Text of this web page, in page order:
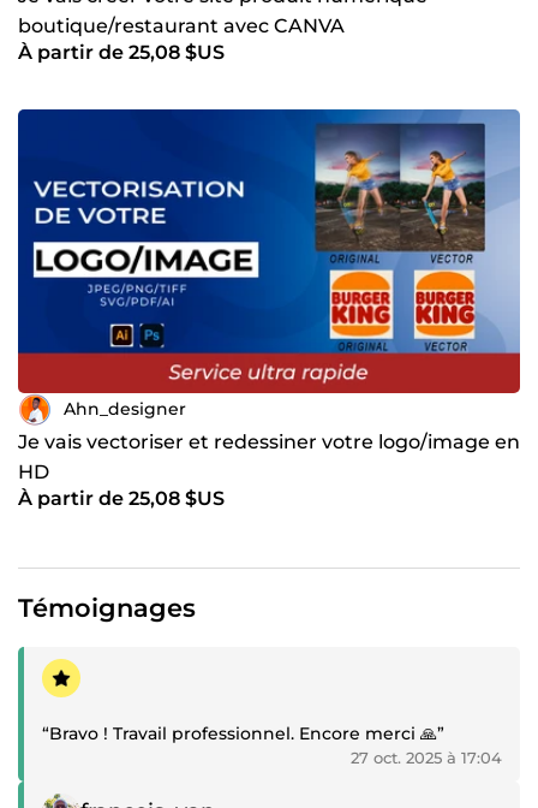
boutique/restaurant avec CANVA
À partir de 25,08 $US
Ahn_designer
Je vais vectoriser et redessiner votre logo/image en
HD
À partir de 25,08 $US
Témoignages
Témoignage positif
“Bravo ! Travail professionnel. Encore merci 🙏”
27 oct. 2025 à 17:04
Témoignage positif